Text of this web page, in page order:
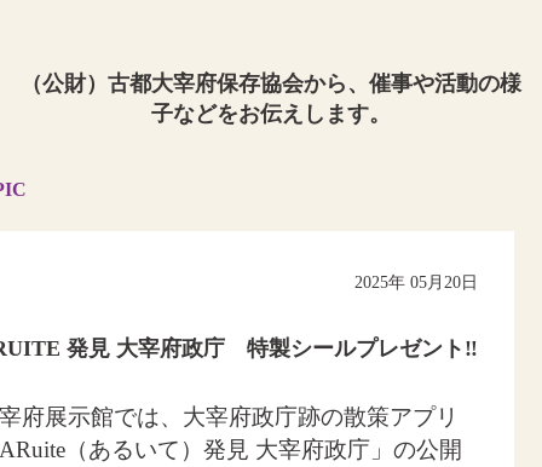
（公財）古都大宰府保存協会から、催事や活動の様
子などをお伝えします。
2025年 05月20日
発見 大宰府政庁 特製シールプレゼント‼
府展示館では、大宰府政庁跡の散策アプリ
（あるいて）発見 大宰府政庁」の公開